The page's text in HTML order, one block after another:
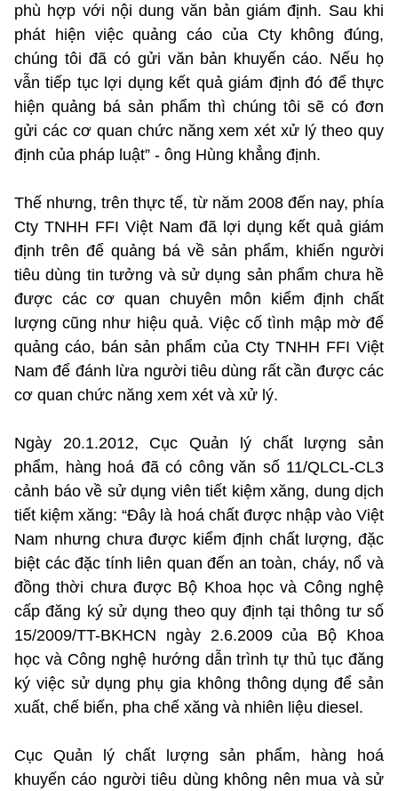
phù hợp với nội dung văn bản giám định. Sau khi
phát hiện việc quảng cáo của Cty không đúng,
chúng tôi đã có gửi văn bản khuyến cáo. Nếu họ
vẫn tiếp tục lợi dụng kết quả giám định đó để thực
hiện quảng bá sản phẩm thì chúng tôi sẽ có đơn
gửi các cơ quan chức năng xem xét xử lý theo quy
định của pháp luật” - ông Hùng khẳng định.
Thế nhưng, trên thực tế, từ năm 2008 đến nay, phía
Cty TNHH FFI Việt Nam đã lợi dụng kết quả giám
định trên để quảng bá về sản phẩm, khiến người
tiêu dùng tin tưởng và sử dụng sản phẩm chưa hề
được các cơ quan chuyên môn kiểm định chất
lượng cũng như hiệu quả. Việc cố tình mập mờ để
quảng cáo, bán sản phẩm của Cty TNHH FFI Việt
Nam để đánh lừa người tiêu dùng rất cần được các
cơ quan chức năng xem xét và xử lý.
Ngày 20.1.2012, Cục Quản lý chất lượng sản
phẩm, hàng hoá đã có công văn số 11/QLCL-CL3
cảnh báo về sử dụng viên tiết kiệm xăng, dung dịch
tiết kiệm xăng: “Đây là hoá chất được nhập vào Việt
Nam nhưng chưa được kiểm định chất lượng, đặc
biệt các đặc tính liên quan đến an toàn, cháy, nổ và
đồng thời chưa được Bộ Khoa học và Công nghệ
cấp đăng ký sử dụng theo quy định tại thông tư số
15/2009/TT-BKHCN ngày 2.6.2009 của Bộ Khoa
học và Công nghệ hướng dẫn trình tự thủ tục đăng
ký việc sử dụng phụ gia không thông dụng để sản
xuất, chế biến, pha chế xăng và nhiên liệu diesel.
Cục Quản lý chất lượng sản phẩm, hàng hoá
khuyến cáo người tiêu dùng không nên mua và sử